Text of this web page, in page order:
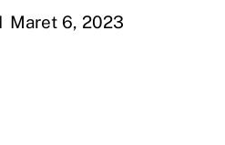
Maret 6, 2023